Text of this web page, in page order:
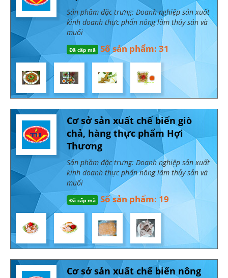
Sản phầm đặc trưng: Doanh nghiệp sản xuất
kinh doanh thực phẩn nông lâm thủy sản và
muối
Đã cấp mã Số sản phẩm: 31
Cơ sở sản xuất chế biến giò
chả, hàng thực phẩm Hợi
Thương
Sản phầm đặc trưng: Doanh nghiệp sản xuất
kinh doanh thực phẩn nông lâm thủy sản và
muối
Đã cấp mã Số sản phẩm: 19
Cơ sở sản xuất chế biến nông